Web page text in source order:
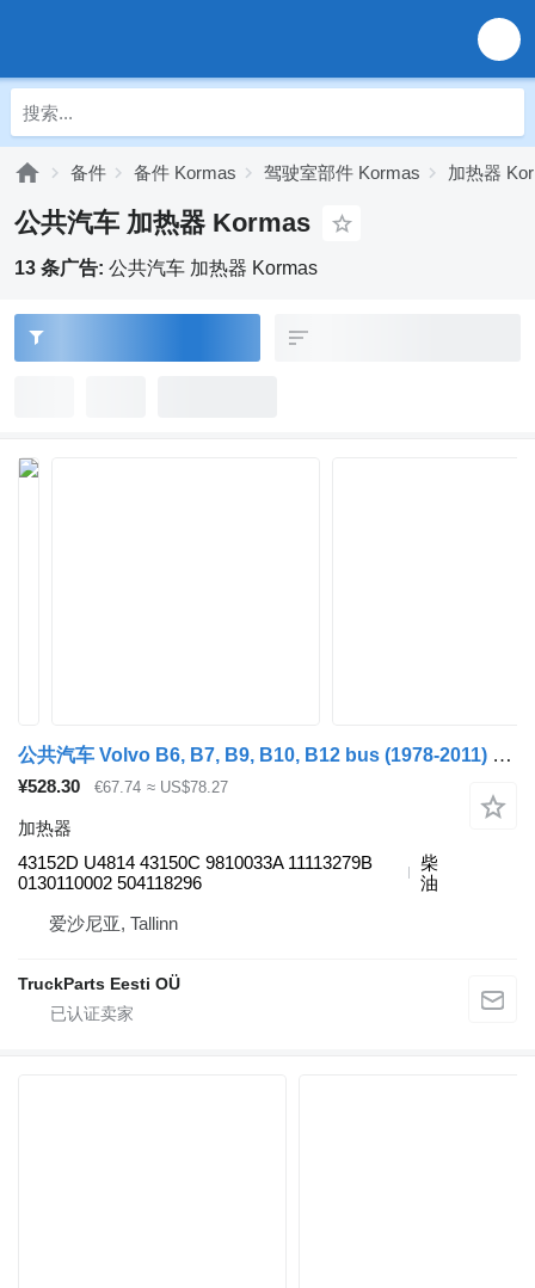
备件 备件 Kormas 驾驶室部件 Kormas 加热器
公共汽车 加热器 Kormas
13 条广告: 公共汽车 加热器 Kormas
公共汽车 Volvo B6, B7, B9, B10, B12 bus (1978-2011) 的 加热器 Kormas B12B (01.97-12.11) 43152D
¥528.30 €67.74 ≈ US$78.27
加热器
43152D U4814 43150C 9810033A 11113279B
0130110002 504118296
柴
油
爱沙尼亚, Tallinn
TruckParts Eesti OÜ